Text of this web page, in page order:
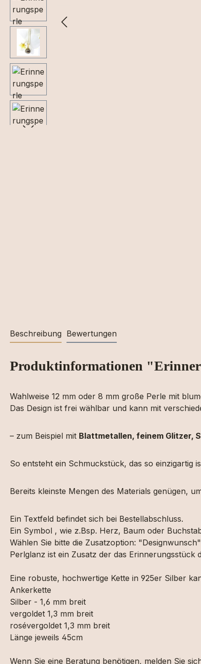
Beschreibung Bewertungen
Produktinformationen
Wahlweise 12 mm oder 8 mm große Perle mit
Das Design ist frei wählbar und kann mit
– zum Beispiel mit Blattmetallen, feinem Glitzer,
So entsteht ein Schmuckstück, das so einzigartig
Bereits kleinste Mengen des Materials genügen,
Ein Textfeld befindet sich bei Bestellabschluss.
Ein Symbol , wie z.Bsp. Herz, Baum oder
Wählen Sie bitte die Zusatzoption: "Designwunsch"
Perlglanz ist ein Zusatz der das Erinnerungsstück
Eine robuste, hochwertige Kette in 925er Silber
Ankerkette
Silber - 1,6 mm breit
vergoldet 1,3 mm breit
rosévergoldet 1,3 mm breit
Länge jeweils 45cm
Wenn Sie eine Beratung benötigen, melden Sie